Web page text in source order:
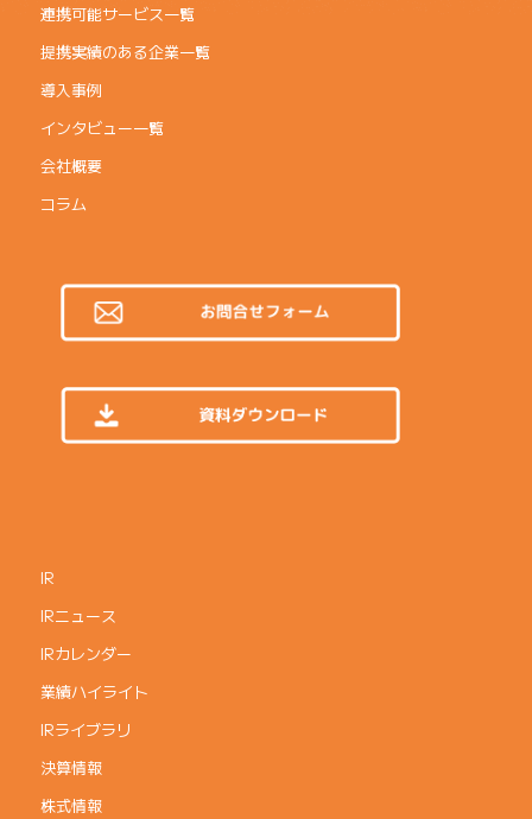
連携可能サービス一覧
提携実績のある企業一覧
導入事例
インタビュー一覧
会社概要
コラム
IR
IRニュース
IRカレンダー
業績ハイライト
IRライブラリ
決算情報
株式情報